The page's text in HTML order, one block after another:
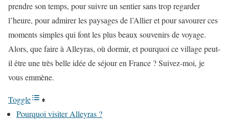
prendre son temps, pour suivre un sentier sans trop regarder
l’heure, pour admirer les paysages de l’Allier et pour savourer ces
moments simples qui font les plus beaux souvenirs de voyage.
Alors, que faire à Alleyras, où dormir, et pourquoi ce village peut-
il être une très belle idée de séjour en France ? Suivez-moi, je
vous emmène.
Toggle
Pourquoi visiter Alleyras ?